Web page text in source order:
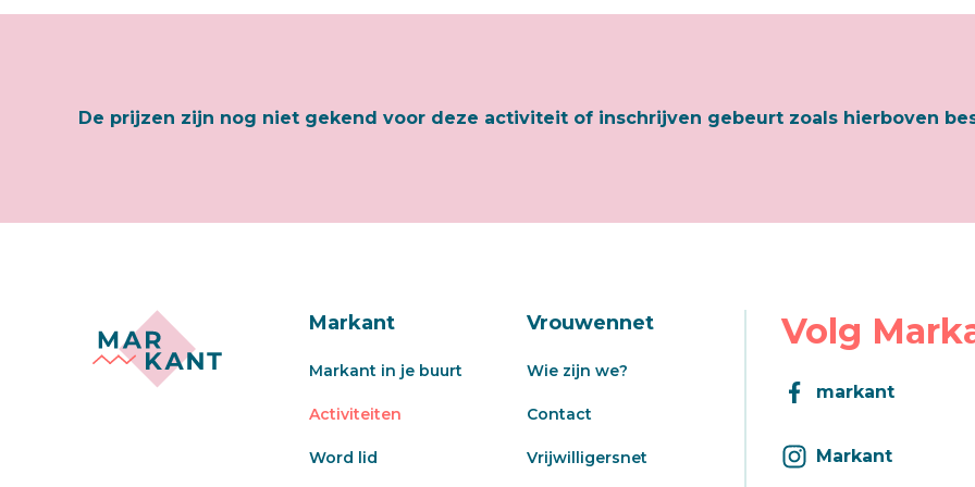
De prijzen zijn nog niet gekend voor deze activiteit of inschrijven gebeurt zoals hierboven
Markant
Markant in je buurt
Activiteiten
Word lid
Vrouwennet
Wie zijn we?
Contact
Vrijwilligersnet
Volg
markant
Markant